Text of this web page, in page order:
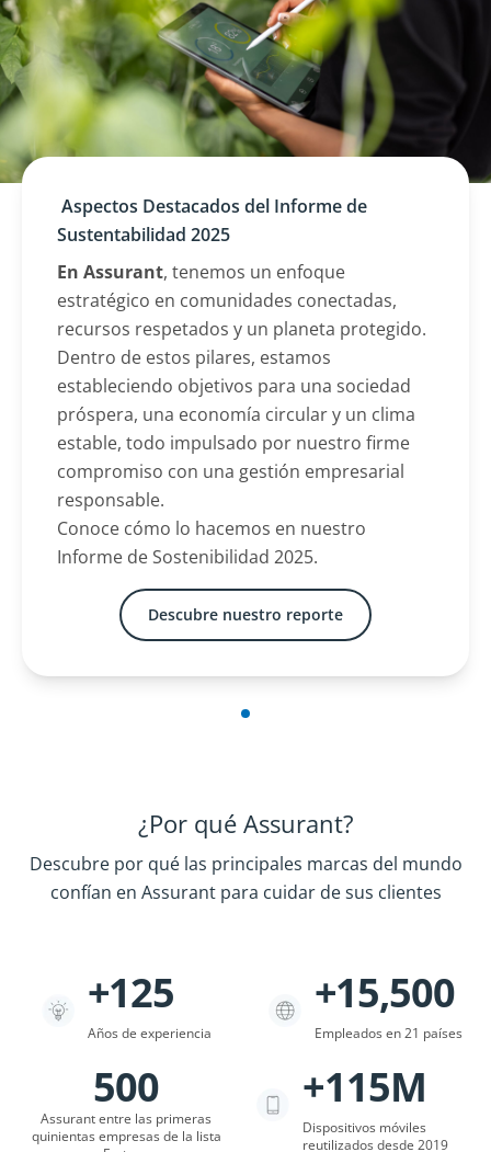
Aspectos Destacados del Informe de
Sustentabilidad 2025
En Assurant, tenemos un enfoque
estratégico en comunidades conectadas,
recursos respetados y un planeta protegido.
Dentro de estos pilares, estamos
estableciendo objetivos para una sociedad
próspera, una economía circular y un clima
estable, todo impulsado por nuestro firme
compromiso con una gestión empresarial
responsable.
Conoce cómo lo hacemos en nuestro
Informe de Sostenibilidad 2025.
Descubre nuestro reporte
¿Por qué Assurant?
Descubre por qué las principales marcas del mundo
confían en Assurant para cuidar de sus clientes
Company Statistics
+125
Años de experiencia
+15,500
Empleados en 21 países
500
Assurant entre las primeras
quinientas empresas de la lista
+115M
Dispositivos móviles
reutilizados desde 2019